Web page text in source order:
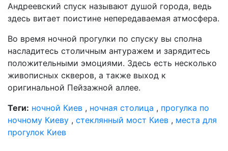
Андреевский спуск называют душой города, ведь
здесь витает поистине непередаваемая атмосфера.
Во время ночной прогулки по спуску вы сполна
насладитесь столичным антуражем и зарядитесь
положительными эмоциями. Здесь есть несколько
живописных скверов, а также выход к
оригинальной Пейзажной аллее.
Теги: ночной Киев , ночная столица , прогулка по
ночному Киеву , стеклянный мост Киев , места для
прогулок Киев